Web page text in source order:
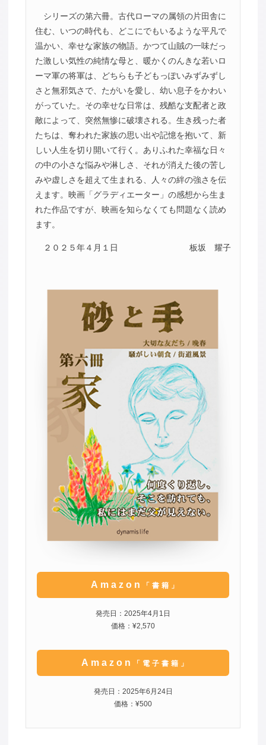
シリーズの第六冊。古代ローマの属領の片田舎に
住む、いつの時代も、どこにでもいるような平凡で
温かい、幸せな家族の物語。かつて山賊の一味だっ
た激しい気性の純情な母と、暖かくのんきな若いロ
ーマ軍の将軍は、どちらも子どもっぽいみずみずし
さと無邪気さで、たがいを愛し、幼い息子をかわい
がっていた。その幸せな日常は、残酷な支配者と政
敵によって、突然無惨に破壊される。生き残った者
たちは、奪われた家族の思い出や記憶を抱いて、新
しい人生を切り開いて行く。ありふれた幸福な日々
の中の小さな悩みや淋しさ、それが消えた後の苦し
みや虚しさを超えて生まれる、人々の絆の強さを伝
えます。映画「グラディエーター」の感想から生ま
れた作品ですが、映画を知らなくても問題なく読め
ます。
２０２５年４月１日 板坂 耀子
Amazon 「書籍」
発売日：2025年4月1日
価格：¥2,570
Amazon 「電子書籍」
発売日：2025年6月24日
価格：¥500